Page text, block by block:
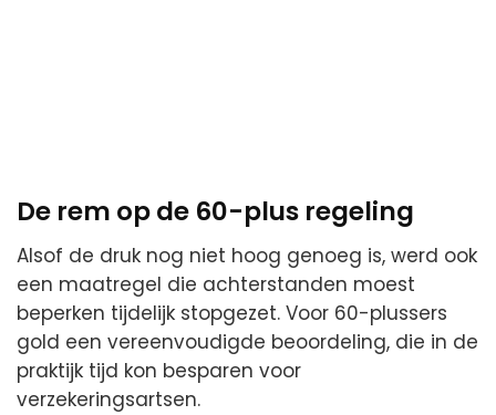
De rem op de 60-plus regeling
Alsof de druk nog niet hoog genoeg is, werd ook
een maatregel die achterstanden moest
beperken tijdelijk stopgezet. Voor 60-plussers
gold een vereenvoudigde beoordeling, die in de
praktijk tijd kon besparen voor
verzekeringsartsen.